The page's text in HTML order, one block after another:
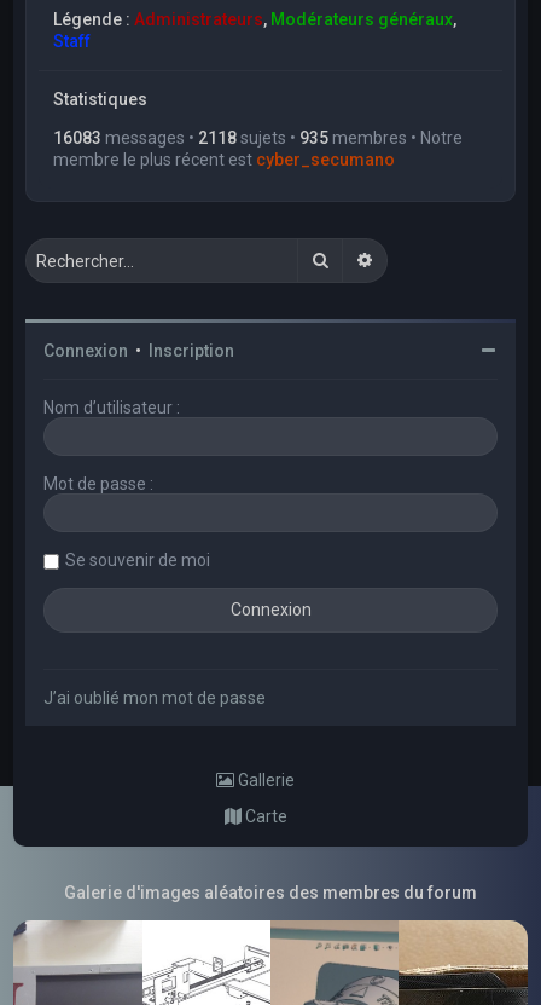
Légende :Administrateurs, Modérateurs généraux,
Staff
Statistiques
16083 messages • 2118sujets • 935 membres • Notre
membre le plus récent est cyber_secumano
RechercherRecherche avancée
Connexion • Inscription
Nom d’utilisateur :
Mot de passe :
Se souvenir de moi
J’ai oublié mon mot de passe
Gallerie
Carte
Galerie d'images aléatoires des membres du forum